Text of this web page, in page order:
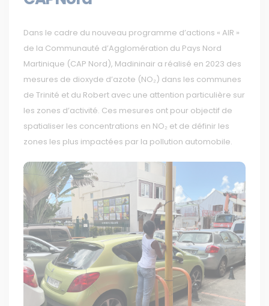
Dans le cadre du nouveau programme d’actions « AIR »
de la Communauté d’Agglomération du Pays Nord
Martinique (CAP Nord), Madininair a réalisé en 2023 des
mesures de dioxyde d’azote (NO₂) dans les communes
de Trinité et du Robert avec une attention particulière sur
les zones d’activité. Ces mesures ont pour objectif de
spatialiser les concentrations en NO₂ et de définir les
zones les plus impactées par la pollution automobile.